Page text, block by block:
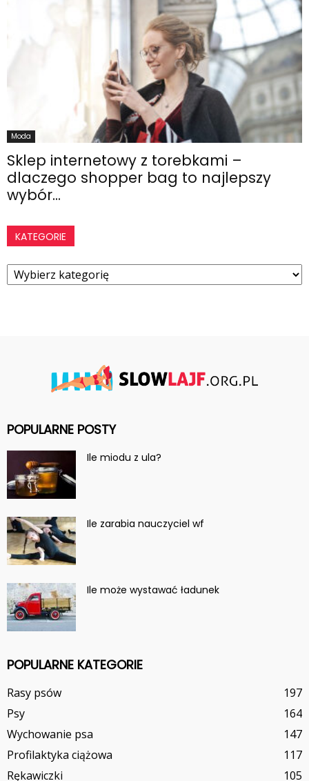
Moda
Sklep internetowy z torebkami –
dlaczego shopper bag to najlepszy
wybór...
KATEGORIE
Kategorie
POPULARNE POSTY
Ile miodu z ula?
Ile zarabia nauczyciel wf
Ile może wystawać ładunek
POPULARNE KATEGORIE
Rasy psów
197
Psy
164
Wychowanie psa
147
Profilaktyka ciążowa
117
Rękawiczki
105